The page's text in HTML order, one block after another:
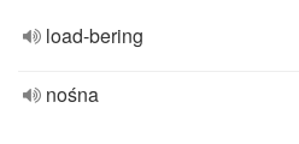
load-bering
nośna